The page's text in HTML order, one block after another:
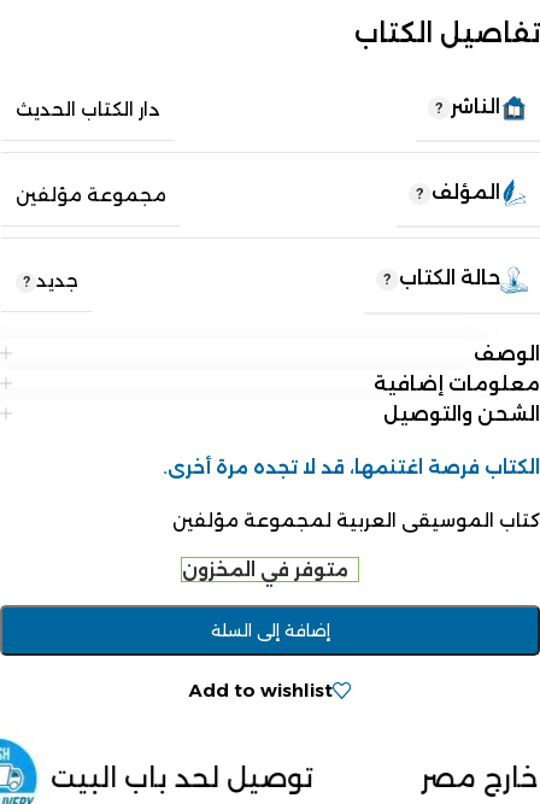
تفاصيل الكتاب
الناشر دار الكتاب الحديث
المؤلف مجموعة مؤلفين
حالة الكتاب جديد
الوصف
معلومات إضافية
الشحن والتوصيل
الكتاب فرصة اغتنمها، قد لا تجده مرة أخرى.
كتاب الموسيقى العربية لمجموعة مؤلفين
متوفر في المخزون
إضافة إلى السلة
Add to wishlist
الدفع توصيل لحد باب البيت